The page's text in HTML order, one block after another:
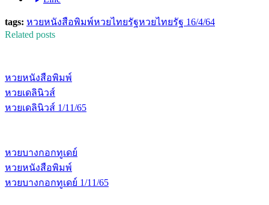
tags: หวยหนังสือพิมพ์หวยไทยรัฐหวยไทยรัฐ 16/4/64
Related posts
หวยหนังสือพิมพ์
หวยเดลินิวส์
หวยเดลินิวส์ 1/11/65
หวยบางกอกทูเดย์
หวยหนังสือพิมพ์
หวยบางกอกทูเดย์ 1/11/65